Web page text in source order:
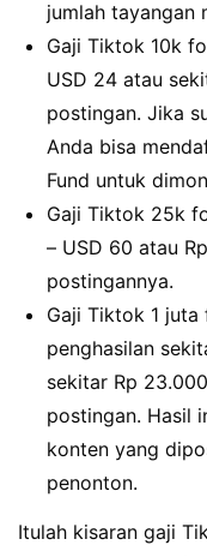
jumlah tayangan
Gaji Tiktok 10k
USD 24 atau
postingan. Jika
Anda bisa
Fund untuk
Gaji Tiktok 25k
– USD 60 atau
postingannya.
Gaji Tiktok 1
penghasilan
sekitar Rp
postingan. Hasil
konten yang
penonton.
Itulah kisaran gaji